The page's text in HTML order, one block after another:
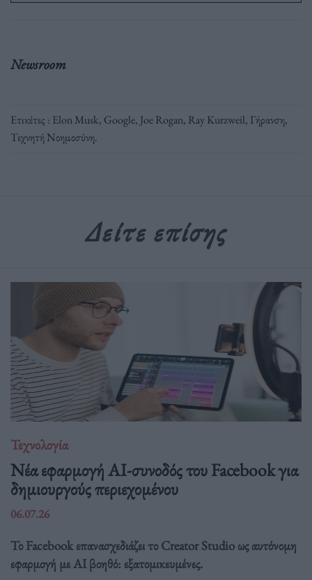
Newsroom
Ετικέτες : Elon Musk, Google, Joe Rogan, Ray Kurzweil, Γήρανση,
Τεχνητή Νοημοσύνη.
Δείτε επίσης
Τεχνολογία
Νέα εφαρμογή AI-συνοδός του Facebook για
δημιουργούς περιεχομένου
06.07.26
Το Facebook επανασχεδιάζει το Creator Studio ως αυτόνομη
εφαρμογή με AI βοηθό: εξατομικευμένες.